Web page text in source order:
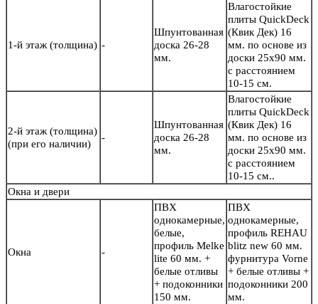
1-й этаж (толщина) -
Шпунтованная
доска 26-28
мм.
Влагостойкие
плиты QuickDeck
(Квик Дек) 16
мм. по основе из
доски 25х90 мм.
с расстоянием
10-15 см.
2-й этаж (толщина)
(при его наличии)
-
Шпунтованная
доска 26-28
мм.
Влагостойкие
плиты QuickDeck
(Квик Дек) 16
мм. по основе из
доски 25х90 мм.
с расстоянием
10-15 см..
Окна и двери
Окна -
ПВХ
однокамерные,
белые,
профиль Melke
lite 60 мм. +
белые отливы
+ подоконники
150 мм.
ПВХ
однокамерные,
профиль REHAU
blitz new 60 мм.
фурнитура Vorne
+ белые отливы +
подоконники 200
мм.